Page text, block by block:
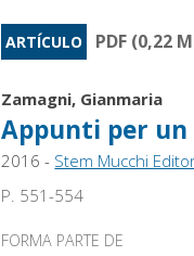
ARTÍCULO PDF (0,22
Zamagni, Gianmaria
Appunti per
2016 - Stem Mucchi
P. 551-554
FORMA PARTE DE